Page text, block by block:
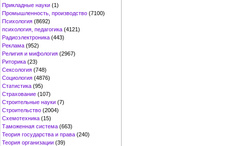
Прикладные науки (1)
Промышленность, производство (7100)
Психология (8692)
психология, педагогика (4121)
Радиоэлектроника (443)
Реклама (952)
Религия и мифология (2967)
Риторика (23)
Сексология (748)
Социология (4876)
Статистика (95)
Страхование (107)
Строительные науки (7)
Строительство (2004)
Схемотехника (15)
Таможенная система (663)
Теория государства и права (240)
Теория организации (39)